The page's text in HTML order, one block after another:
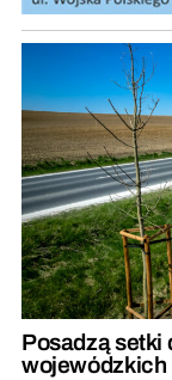
Posadzą setki
wojewódzkich